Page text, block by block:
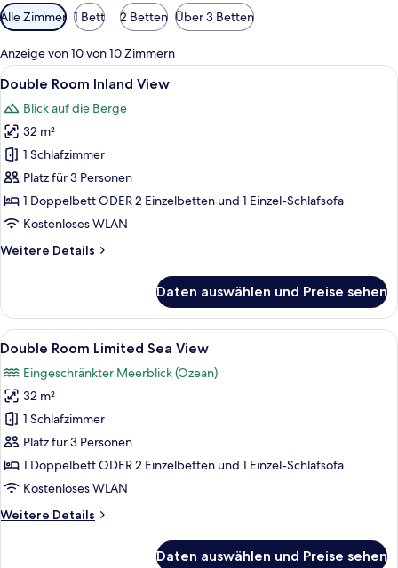
Verfügbare
Filter
für
Zimmer
Alle Zimmer 1 Bett 2 Betten Über 3 Betten
Anzeige von 10 von 10 Zimmern
Alle
Fotos
für
Double
Room
Inland
View
anzeigen
Double Room Inland View |
5
Double Room Inland View
Blick auf die Berge
32 m²
1 Schlafzimmer
Platz für 3 Personen
1 Doppelbett ODER 2 Einzelbetten und 1 Einzel-Schlafsofa
Kostenloses WLAN
Weitere Details
Weitere
Room
Inland
View
Daten auswählen und Preise sehen
Alle
Fotos
für
Double
Room
Limited
Sea
View
Zimmersafe, Schreibtisch,
5
Double Room Limited Sea View
Eingeschränkter Meerblick (Ozean)
32 m²
1 Schlafzimmer
Platz für 3 Personen
1 Doppelbett ODER 2 Einzelbetten und 1 Einzel-Schlafsofa
Kostenloses WLAN
Weitere Details
Weitere
Daten auswählen und Preise sehen